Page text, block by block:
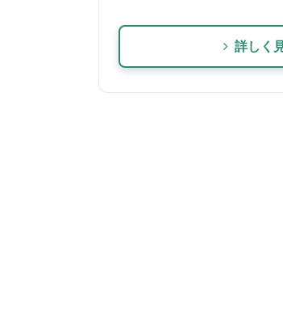
詳しく